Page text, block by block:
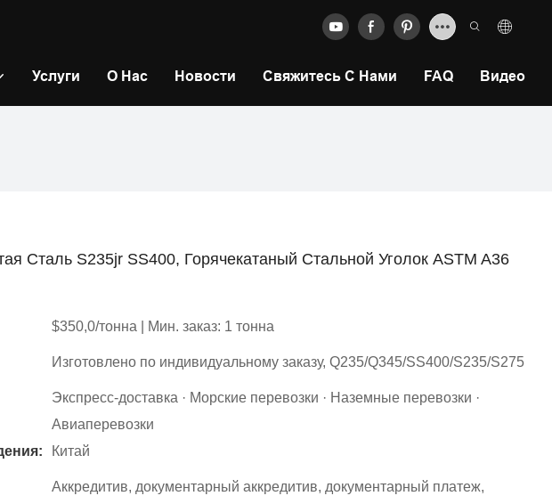
Услуги О Нас Новости Свяжитесь С Нами FAQ Видео
Сталь S235jr SS400, Горячекатаный Стальной Уголок ASTM A36
$350,0/тонна | Мин. заказ: 1 тонна
Изготовлено по индивидуальному заказу, Q235/Q345/SS400/S235/S275
Экспресс-доставка · Морские перевозки · Наземные перевозки ·
Авиаперевозки
Китай
Аккредитив, документарный аккредитив, документарный платеж,